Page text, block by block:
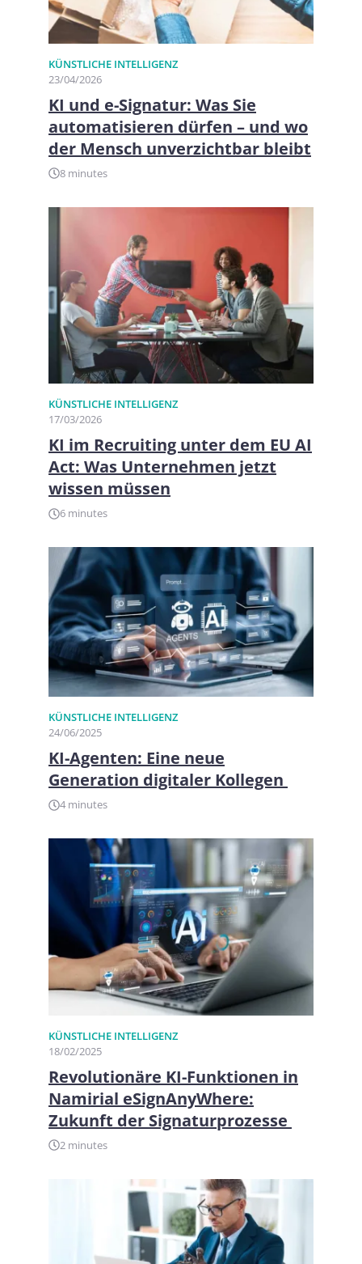
KÜNSTLICHE INTELLIGENZ
23/04/2026
KI und e-Signatur: Was Sie
automatisieren dürfen – und wo
der Mensch unverzichtbar bleibt
8 minutes
KÜNSTLICHE INTELLIGENZ
17/03/2026
KI im Recruiting unter dem EU AI
Act: Was Unternehmen jetzt
wissen müssen
6 minutes
KÜNSTLICHE INTELLIGENZ
24/06/2025
KI-Agenten: Eine neue
Generation digitaler Kollegen
4 minutes
KÜNSTLICHE INTELLIGENZ
18/02/2025
Revolutionäre KI-Funktionen in
Namirial eSignAnyWhere:
Zukunft der Signaturprozesse
2 minutes